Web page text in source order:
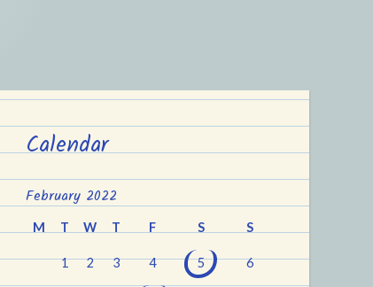
Calendar
February 2022
M T W T F S S
1 2 3 4 5 6